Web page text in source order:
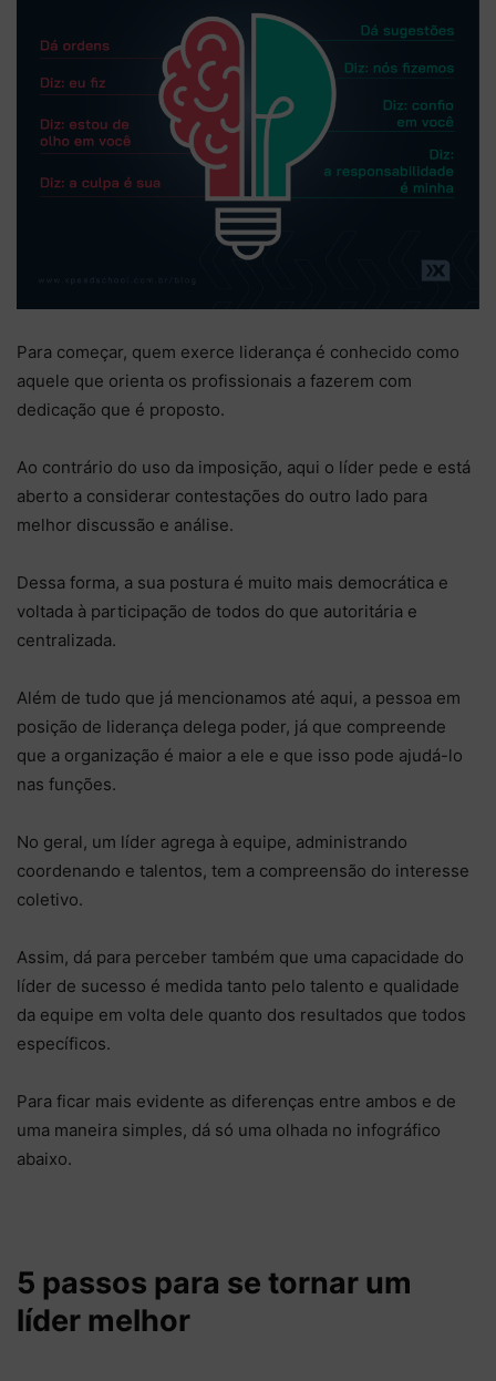
Para começar, quem exerce liderança é conhecido como
aquele que orienta os profissionais a fazerem com
dedicação que é proposto.
Ao contrário do uso da imposição, aqui o líder pede e está
aberto a considerar contestações do outro lado para
melhor discussão e análise.
Dessa forma, a sua postura é muito mais democrática e
voltada à participação de todos do que autoritária e
centralizada.
Além de tudo que já mencionamos até aqui, a pessoa em
posição de liderança delega poder, já que compreende
que a organização é maior a ele e que isso pode ajudá-lo
nas funções.
No geral, um líder agrega à equipe, administrando
coordenando e talentos, tem a compreensão do interesse
coletivo.
Assim, dá para perceber também que uma capacidade do
líder de sucesso é medida tanto pelo talento e qualidade
da equipe em volta dele quanto dos resultados que todos
específicos.
Para ficar mais evidente as diferenças entre ambos e de
uma maneira simples, dá só uma olhada no infográfico
abaixo.
5 passos para se tornar um
líder melhor